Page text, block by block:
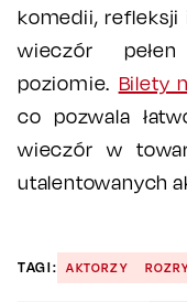
komedii, refleksji
wieczór
poziomie. Bilety
co pozwala
wieczór w
utalentowanych
TAGI: AKTORZY